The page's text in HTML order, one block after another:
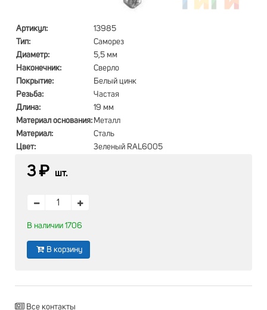
Артикул:
13985
Тип:
Саморез
Диаметр:
5,5 мм
Наконечник:
Сверло
Покрытие:
Белый цинк
Резьба:
Частая
Длина:
19 мм
Материал основания: Металл
Материал:
Сталь
Цвет:
Зеленый RAL6005
3 ₽ шт.
В наличии 1706
В корзину
Все контакты